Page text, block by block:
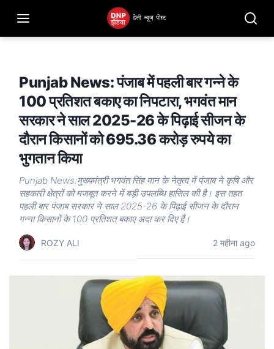
Punjab News: पंजाब में पहली बार गन्ने के
100 प्रतिशत बकाए का निपटारा, भगवंत मान
सरकार ने साल 2025-26 के पिढ़ाई सीजन के
दौरान किसानों को 695.36 करोड़ रुपये का
भुगतान किया
Punjab News:मुख्यमंत्री भगवंत सिंह मान के नेतृत्व में पंजाब ने कृषि और
सहकारी क्षेत्रों को मजबूत करने में बड़ी उपलब्धि हासिल की है। इस तहत
पहली बार पंजाब सरकार ने साल 2025-26 के पिढ़ाई सीजन के दौरान
गन्ना किसानों के 100 प्रतिशत बकाए अदा कर दिए हैं।
ROZY ALI 2 महीना ago